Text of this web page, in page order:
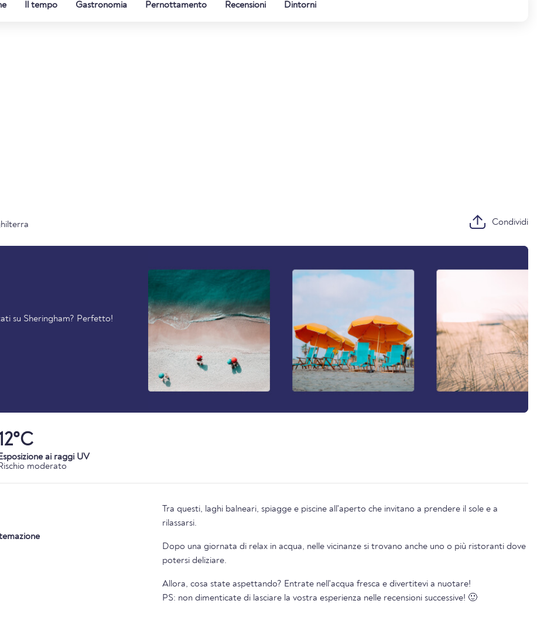
Il tempo Gastronomia Pernottamento Recensioni Dintorni
Condividi
su Sheringham? Perfetto!
Esposizione ai raggi UV
moderato
Tra questi, laghi balneari, spiagge e piscine all'aperto che invitano a prendere il sole e a
rilassarsi.
Dopo una giornata di relax in acqua, nelle vicinanze si trovano anche uno o più ristoranti dove
potersi deliziare.
Allora, cosa state aspettando? Entrate nell'acqua fresca e divertitevi a nuotare!
PS: non dimenticate di lasciare la vostra esperienza nelle recensioni successive! 🙂